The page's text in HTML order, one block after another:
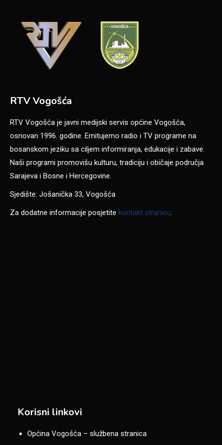
RTV Vogošća
RTV Vogošća je javni medijski servis općine Vogošća,
osnovan 1996. godine. Emitujemo radio i TV programe na
bosanskom jeziku sa ciljem informiranja, edukacije i zabave.
Naši programi promovišu kulturu, tradiciju i običaje područja
Sarajeva i Bosne i Hercegovine.
Sjedište: Jošanička 33, Vogošća
Za dodatne informacije posjetite kontakt stranicu.
Korisni linkovi
Općina Vogošća – službena stranica